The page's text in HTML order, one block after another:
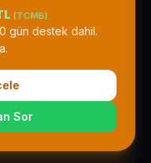
(TCMB)
gün destek dahil.
Sor